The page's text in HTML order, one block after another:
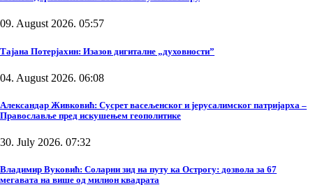
09. August 2026. 05:57
Тајана Потерјахин: Изазов дигиталне „духовности”
04. August 2026. 06:08
Александар Живковић: Сусрет васељенског и јерусалимског патријарха –
Православље пред искушењем геополитике
30. July 2026. 07:32
Владимир Вуковић: Соларни зид на путу ка Острогу: дозвола за 67
мегавата на више од милион квадрата